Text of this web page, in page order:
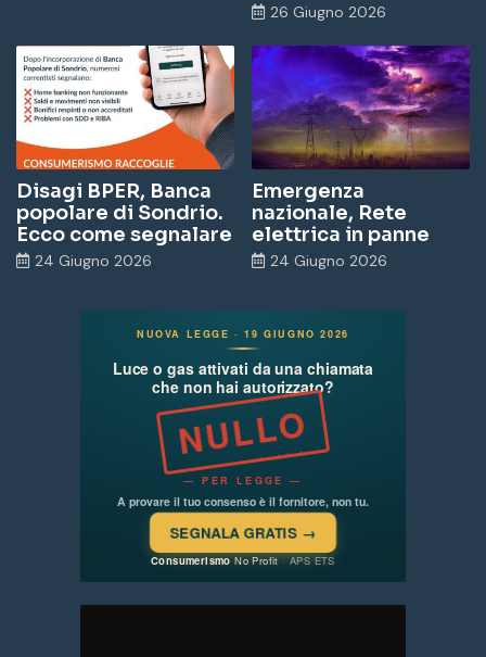
26 Giugno 2026
Disagi BPER, Banca
popolare di Sondrio.
Ecco come segnalare
24 Giugno 2026
Emergenza
nazionale, Rete
elettrica in panne
24 Giugno 2026